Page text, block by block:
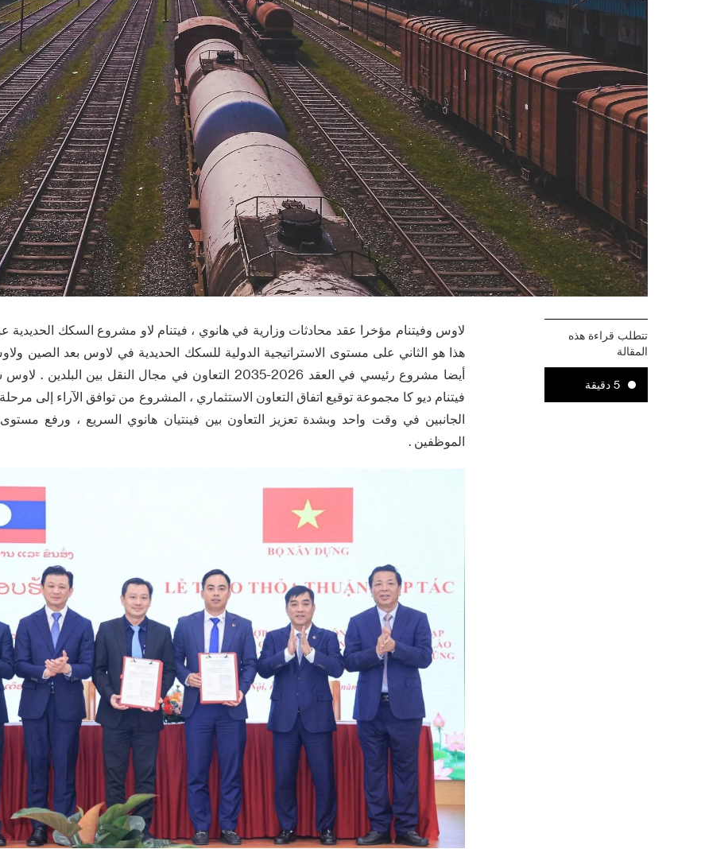
تتطلب قراءة هذه
المقالة
5 دقيقة
لاوس وفيتنام مؤخرا عقد محادثات وزارية في هانوي ، فيتنام لاو مشروع السكك الحديدية
هذا هو الثاني على مستوى الاستراتيجية الدولية للسكك الحديدية في لاوس بعد الصين
فيتنام ديو كا مجموعة توقيع اتفاق التعاون الاستثماري ، المشروع من توافق الآراء إلى
الجانبين في وقت واحد وبشدة تعزيز التعاون بين فينتيان هانوي السريع ، ورفع
الموظفين .